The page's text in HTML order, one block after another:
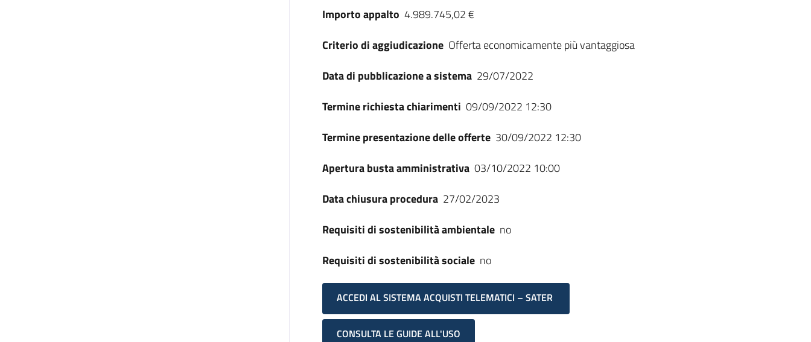
Importo appalto 4.989.745,02 €
Criterio di aggiudicazione Offerta economicamente più vantaggiosa
Data di pubblicazione a sistema 29/07/2022
Termine richiesta chiarimenti 09/09/2022 12:30
Termine presentazione delle offerte 30/09/2022 12:30
Apertura busta amministrativa 03/10/2022 10:00
Data chiusura procedura 27/02/2023
Requisiti di sostenibilità ambientale no
Requisiti di sostenibilità sociale no
ACCEDI AL SISTEMA ACQUISTI TELEMATICI – SATER
CONSULTA LE GUIDE ALL'USO